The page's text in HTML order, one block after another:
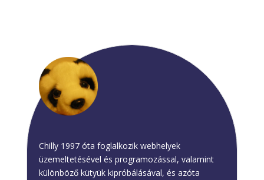
Chilly 1997 óta foglalkozik webhelyek
üzemeltetésével és programozással, valamint
különböző kütyük kipróbálásával, és azóta